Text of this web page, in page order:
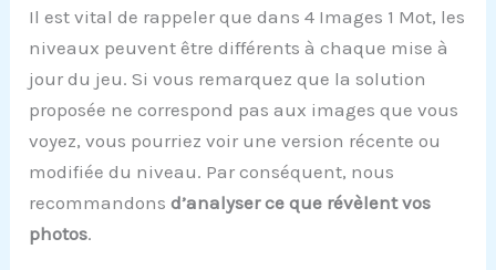
Il est vital de rappeler que dans 4 Images 1 Mot, les
niveaux peuvent être différents à chaque mise à
jour du jeu. Si vous remarquez que la solution
proposée ne correspond pas aux images que vous
voyez, vous pourriez voir une version récente ou
modifiée du niveau. Par conséquent, nous
recommandonsd’analyser ce que révèlent vos
photos.